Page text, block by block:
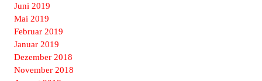
Juni 2019
Mai 2019
Februar 2019
Januar 2019
Dezember 2018
November 2018